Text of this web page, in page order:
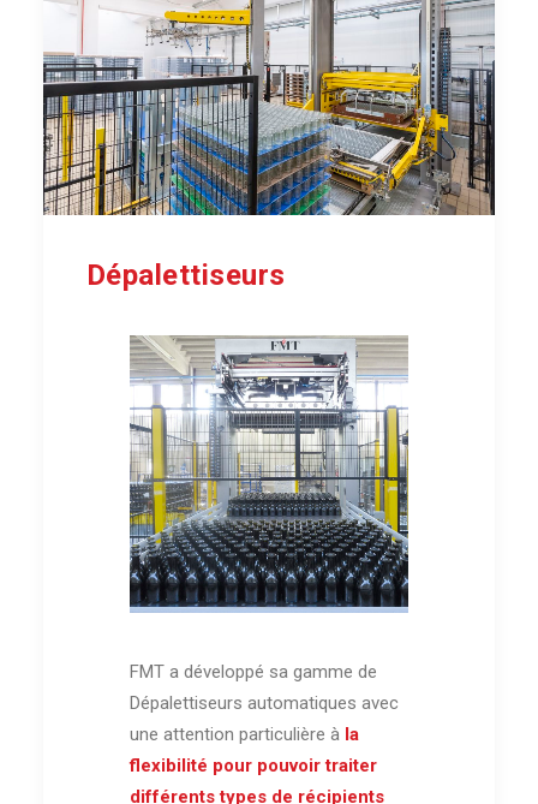
Dépalettiseurs
FMT a développé sa gamme de
Dépalettiseurs automatiques avec
une attention particulière à la
flexibilité pour pouvoir traiter
différents types de récipients